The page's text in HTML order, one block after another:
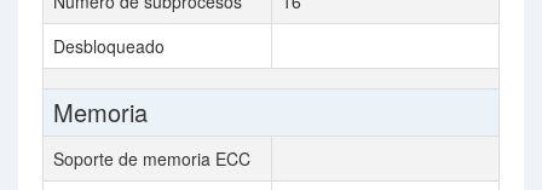
Desbloqueado
Memoria
Soporte de memoria ECC